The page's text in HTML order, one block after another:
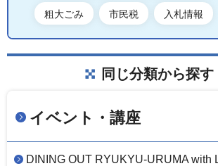
粗大ごみ 市民税 入札情報
同じ分類から探す
イベント・講座
DINING OUT RYUKYU-URUMA with